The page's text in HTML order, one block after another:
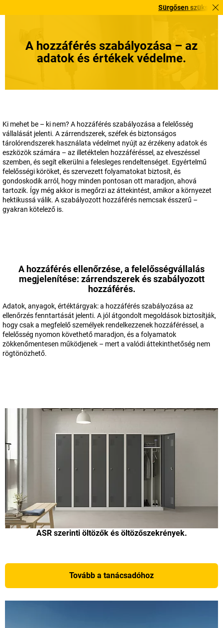
Sürgősen szüksége van
A hozzáférés szabályozása – az
adatok és értékek védelme.
Ki mehet be – ki nem? A hozzáférés szabályozása a felelősség
vállalását jelenti. A zárrendszerek, széfek és biztonságos
tárolórendszerek használata védelmet nyújt az érzékeny adatok és
eszközök számára – az illetéktelen hozzáféréssel, az elveszéssel
szemben, és segít elkerülni a felesleges rendeltenséget. Egyértelmű
felelősségi köröket, és szervezett folyamatokat biztosít, és
gondoskodik arról, hogy minden pontosan ott maradjon, ahová
tartozik. Így még akkor is megőrzi az áttekintést, amikor a környezet
hektikussá válik. A szabályozott hozzáférés nemcsak ésszerű –
gyakran kötelező is.
A hozzáférés ellenőrzése, a felelősségvállalás
megjelenítése: zárrendszerek és szabályozott
hozzáférés.
Adatok, anyagok, értéktárgyak: a hozzáférés szabályozása az
ellenőrzés fenntartását jelenti. A jól átgondolt megoldások biztosítják,
hogy csak a megfelelő személyek rendelkezzenek hozzáféréssel, a
felelősség nyomon követhető maradjon, és a folyamatok
zökkenőmentesen működjenek – mert a valódi áttekinthetőség nem
rögtönözhető.
ASR szerinti öltözők és öltözőszekrények.
Tovább a tanácsadóhoz